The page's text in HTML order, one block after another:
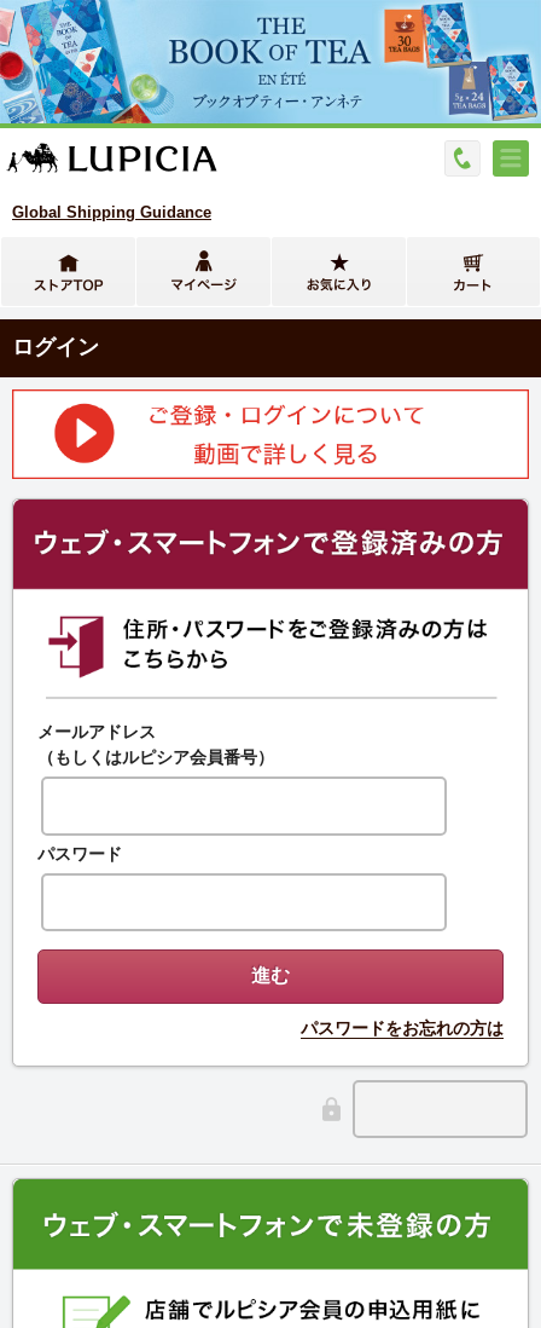
Global Shipping Guidance
ログイン
メールアドレス
（もしくはルピシア会員番号）
パスワード
パスワードをお忘れの方は